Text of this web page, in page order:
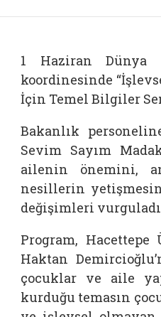
1 Haziran Dünya
koordinesinde
İçin Temel Bilgiler
Bakanlık
Sevim Sayım
ailenin önemini,
nesillerin
değişimleri
Program,
Haktan
çocuklar ve aile
kurduğu temasın